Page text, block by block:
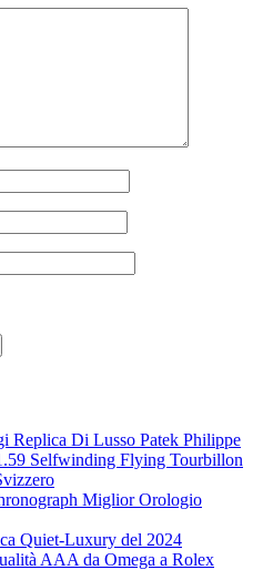
Replica Di Lusso Patek Philippe
Selfwinding Flying Tourbillon
Miglior Orologio
Quiet-Luxury del 2024
AAA da Omega a Rolex